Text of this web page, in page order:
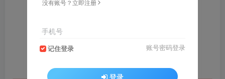
没有账号？立即注册
手机号
记住登录 账号密码登录
登录